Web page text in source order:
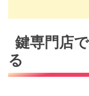
鍵専門店
る